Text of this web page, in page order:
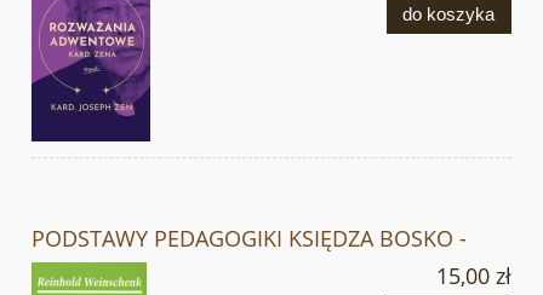
do koszyka
PODSTAWY PEDAGOGIKI KSIĘDZA BOSKO -
15,00 zł